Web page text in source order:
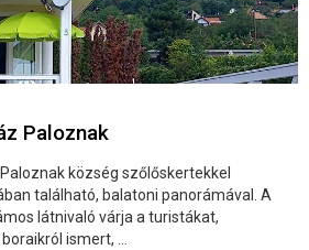
Paloznak
község szőlőskertekkel
található, balatoni panorámával. A
látnivaló várja a turistákat,
ismert, ...